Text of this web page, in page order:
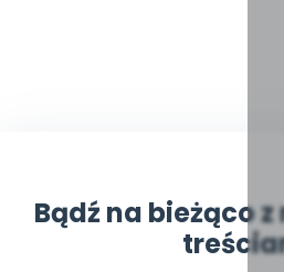
Bądź na bieżąco